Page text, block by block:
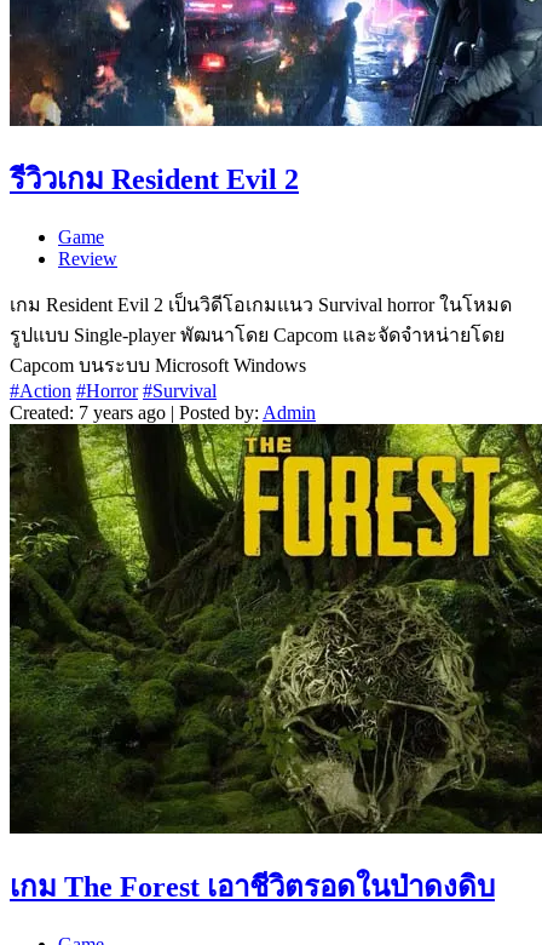
รีวิวเกม Resident Evil 2
Game
Review
เกม Resident Evil 2 เป็นวิดีโอเกมแนว Survival horror ในโหมด
รูปแบบ Single-player พัฒนาโดย Capcom และจัดจำหน่ายโดย
Capcom บนระบบ Microsoft Windows
#Action #Horror #Survival
Created: 7 years ago | Posted by: Admin
เกม The Forest เอาชีวิตรอดในป่าดงดิบ